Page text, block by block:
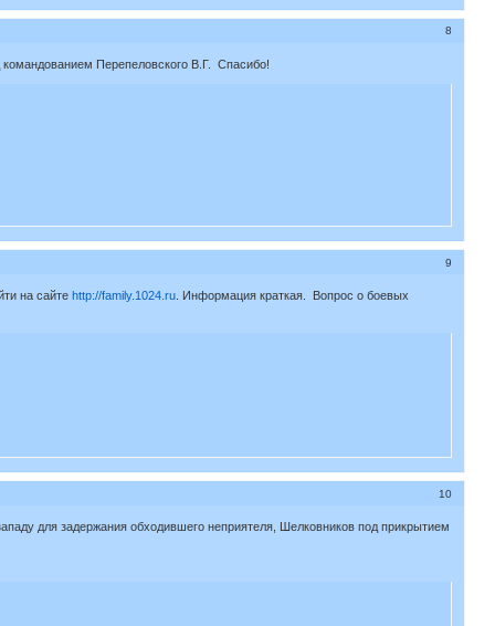
8
командованием Перепеловского В.Г. Спасибо!
9
на сайте http://family.1024.ru. Информация краткая. Вопрос о боевых
10
для задержания обходившего неприятеля, Шелковников под прикрытием